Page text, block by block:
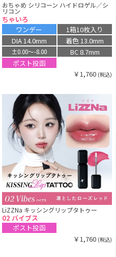
おちゃめ シリコーン ハイドロゲル／シ
リコン
ちゃいろ
ワンデー
1箱10枚入り
DIA 14.0mm
着色 13.0mm
±0.00〜-8.00
BC 8.7mm
ポスト投函
￥1,760 (税込)
LiZZNa キッシングリップタトゥー
02 バイブス
ポスト投函
￥1,760 (税込)